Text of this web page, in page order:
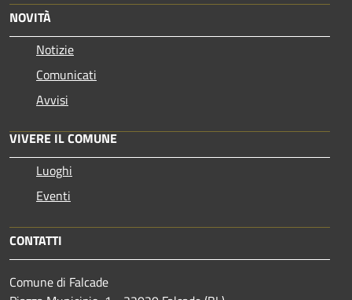
NOVITÀ
Notizie
Comunicati
Avvisi
VIVERE IL COMUNE
Luoghi
Eventi
CONTATTI
Comune di Falcade